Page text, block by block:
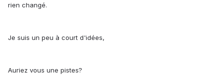
rien changé.
Je suis un peu à court d'idées,
Auriez vous une pistes?